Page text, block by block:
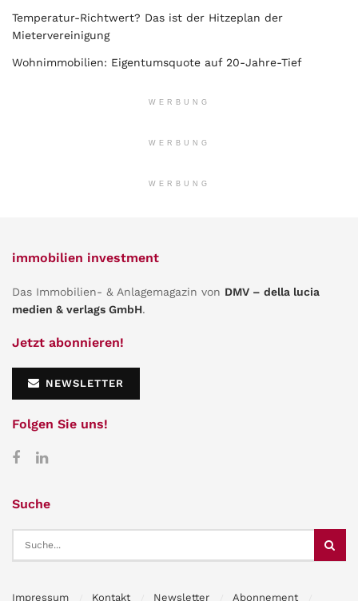
Temperatur-Richtwert? Das ist der Hitzeplan der
Mietervereinigung
Wohnimmobilien: Eigentumsquote auf 20-Jahre-Tief
WERBUNG
WERBUNG
WERBUNG
immobilien investment
Das Immobilien- & Anlagemagazin von DMV – della lucia
medien & verlags GmbH.
Jetzt abonnieren!
NEWSLETTER
Folgen Sie uns!
Suche
Impressum Kontakt Newsletter Abonnement